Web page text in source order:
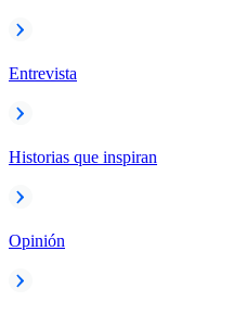
Entrevista
Historias que inspiran
Opinión